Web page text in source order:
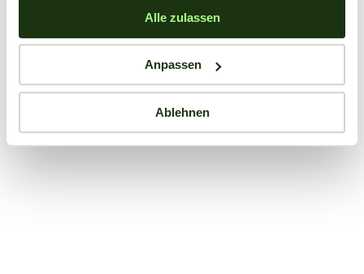
Alle zulassen
Anpassen
Ablehnen